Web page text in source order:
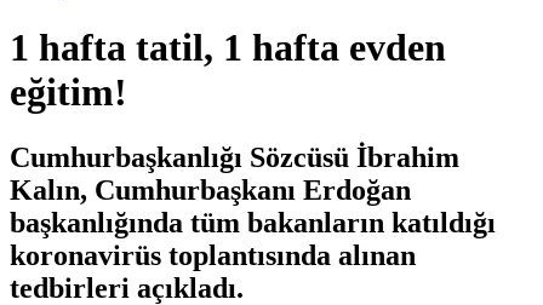
1 hafta tatil, 1 hafta evden
eğitim!
Cumhurbaşkanlığı Sözcüsü İbrahim
Kalın, Cumhurbaşkanı Erdoğan
başkanlığında tüm bakanların katıldığı
koronavirüs toplantısında alınan
tedbirleri açıkladı.